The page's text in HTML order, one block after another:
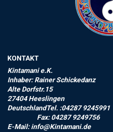
KONTAKT
Kintamani e.K.
Inhaber: Rainer Schickedanz
Alte Dorfstr.15
27404 Heeslingen
DeutschlandTel. :04287 9245991
Fax: 04287 9249756
E-Mail: info@Kintamani.de